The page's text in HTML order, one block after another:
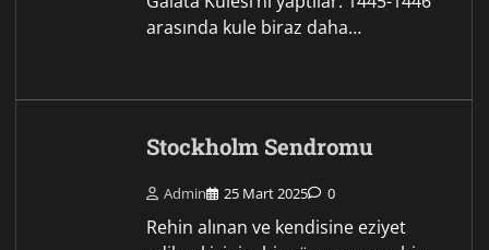
arasında kule biraz da­ha…
Stockholm Sendromu
Admin 25 Mart 2025 0
Rehin alınan ve kendisine eziyet